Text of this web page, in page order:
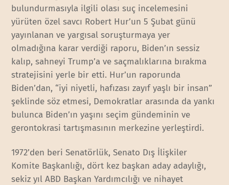
bulundurmasıyla ilgili olası suç incelemesini
yürüten özel savcı Robert Hur’un 5 Şubat günü
yayınlanan ve yargısal soruşturmaya yer
olmadığına karar verdiği raporu, Biden’ın sessiz
kalıp, sahneyi Trump’a ve saçmalıklarına bırakma
stratejisini yerle bir etti. Hur’un raporunda
Biden’dan, “iyi niyetli, hafızası zayıf yaşlı bir insan”
şeklinde söz etmesi, Demokratlar arasında da yankı
bulunca Biden’ın yaşını seçim gündeminin ve
gerontokrasi tartışmasının merkezine yerleştirdi.
1972’den beri Senatörlük, Senato Dış İlişkiler
Komite Başkanlığı, dört kez başkan aday adaylığı,
sekiz yıl ABD Başkan Yardımcılığı ve nihayet